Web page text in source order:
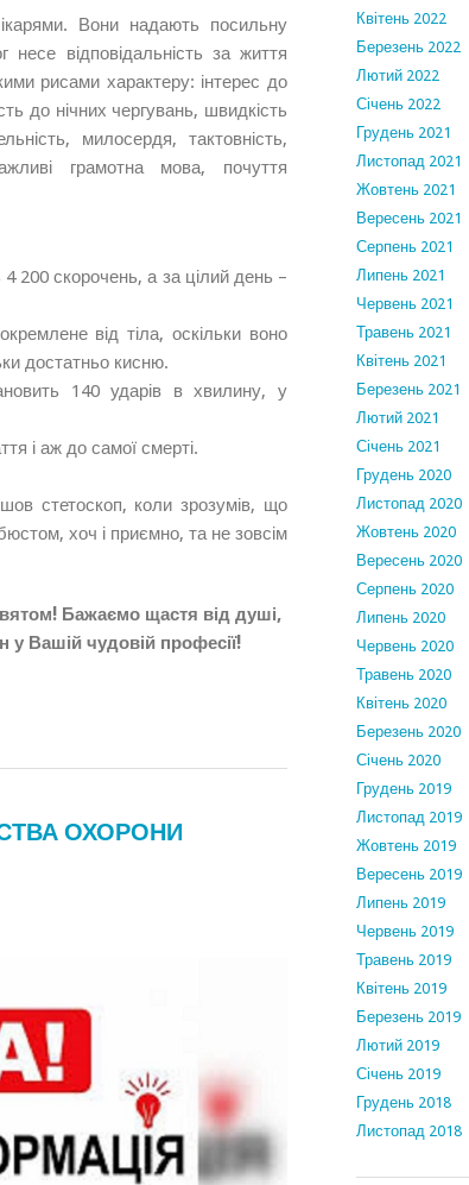
Вони надають посильну
відповідальність за життя
рисами характеру: інтерес до
до нічних чергувань, швидкість
милосердя, тактовність,
грамотна мова, почуття
200 скорочень, а за цілий день –
від тіла, оскільки воно
достатньо кисню.
140 ударів в хвилину, у
і аж до самої смерті.
стетоскоп, коли зрозумів, що
хоч і приємно, та не зовсім
Бажаємо щастя від душі,
у Вашій чудовій професії!
ОХОРОНИ
Квітень 2022
Березень 2022
Лютий 2022
Січень 2022
Грудень 2021
Листопад 2021
Жовтень 2021
Вересень 2021
Серпень 2021
Липень 2021
Червень 2021
Травень 2021
Квітень 2021
Березень 2021
Лютий 2021
Січень 2021
Грудень 2020
Листопад 2020
Жовтень 2020
Вересень 2020
Серпень 2020
Липень 2020
Червень 2020
Травень 2020
Квітень 2020
Березень 2020
Січень 2020
Грудень 2019
Листопад 2019
Жовтень 2019
Вересень 2019
Липень 2019
Червень 2019
Травень 2019
Квітень 2019
Березень 2019
Лютий 2019
Січень 2019
Грудень 2018
Листопад 2018